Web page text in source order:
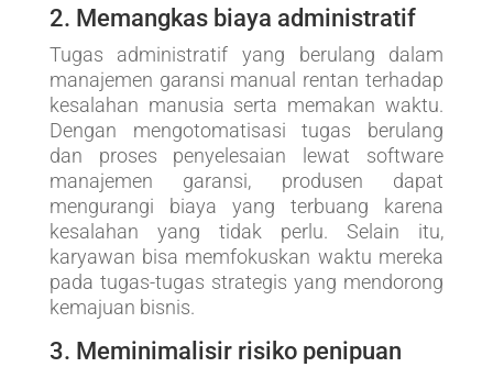
2. Memangkas biaya administratif
Tugas administratif yang berulang dalam
manajemen garansi manual rentan terhadap
kesalahan manusia serta memakan waktu.
Dengan mengotomatisasi tugas berulang
dan proses penyelesaian lewat software
manajemen garansi, produsen dapat
mengurangi biaya yang terbuang karena
kesalahan yang tidak perlu. Selain itu,
karyawan bisa memfokuskan waktu mereka
pada tugas-tugas strategis yang mendorong
kemajuan bisnis.
3. Meminimalisir risiko penipuan